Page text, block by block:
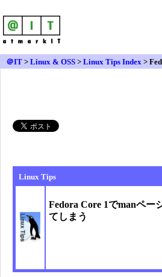
＠IT > Linux & OSS > Linux Tips Index >
Linux Tips
Fedora Core 1でmanペー
てしまう